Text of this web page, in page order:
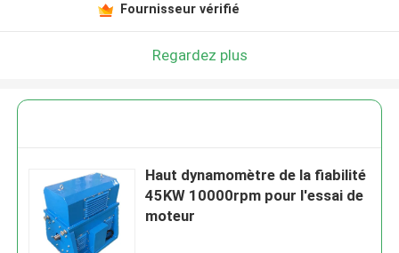
Fournisseur vérifié
Regardez plus
Haut dynamomètre de la fiabilité
45KW 10000rpm pour l'essai de
moteur